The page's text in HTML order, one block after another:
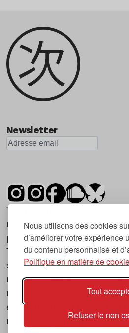
Nous utilisons des cookies
d’améliorer votre expérience
du contenu personnalisé et
Politique en matière de
Tout
Refuser le non
Newsletter
Tsugi est un mensuel
musique et les nouvelles
première parution date de
Tsugi en japonais signifie «
», ce qui correspond à la
magazine, à l’affût des
musicales, qu’elles viennent
électronique, du rock ou du
nouveaux phénomènes de